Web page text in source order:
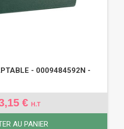
- 0009484592N -
€ H.T
AU PANIER